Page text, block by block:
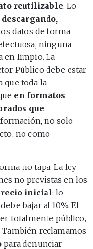
reutilizable. Lo
descargando,
datos de forma
ninguna
en limpio. La
Público debe estar
que toda la
en formatos
que
no solo
no como
no tapa. La ley
no previstas en los
inicial: lo
bajar al 10%. El
totalmente público,
reclamamos
para denunciar